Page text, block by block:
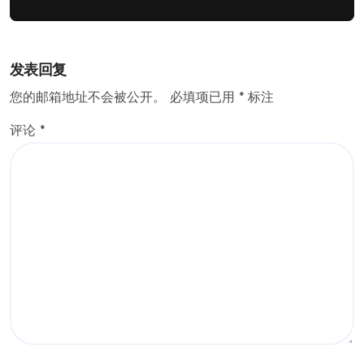
发表回复
您的邮箱地址不会被公开。 必填项已用 * 标注
评论 *